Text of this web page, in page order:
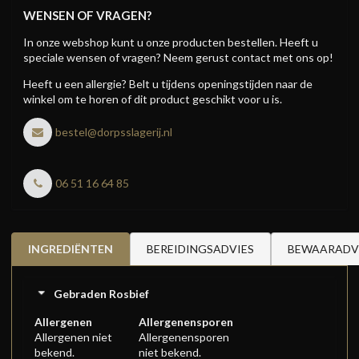
WENSEN OF VRAGEN?
In onze webshop kunt u onze producten bestellen. Heeft u
speciale wensen of vragen? Neem gerust contact met ons op!
Heeft u een allergie? Belt u tijdens openingstijden naar de
winkel om te horen of dit product geschikt voor u is.
bestel@dorpsslagerij.nl
06 51 16 64 85
INGREDIËNTEN BEREIDINGSADVIES
Gebraden Rosbief
Allergenen
Allergenen niet
bekend.
Allergenensporen
Allergenensporen
niet bekend.